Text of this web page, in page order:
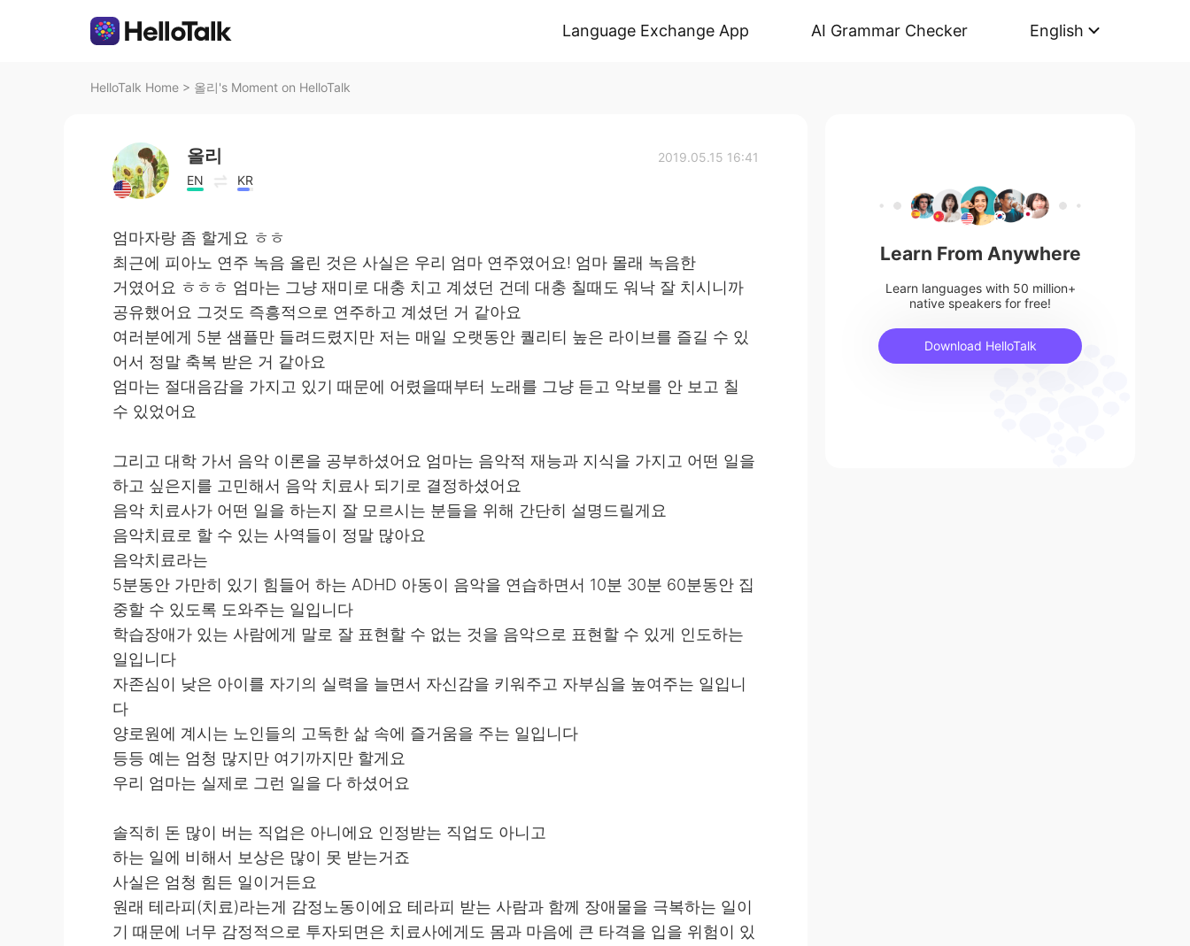
Language Exchange App AI Grammar Checker English
HelloTalk Home > 올리's Moment on HelloTalk
올리
EN KR
2019.05.15 16:41
엄마자랑 좀 할게요 ㅎㅎ
최근에 피아노 연주 녹음 올린 것은 사실은 우리 엄마 연주였어요! 엄마 몰래 녹음한
거였어요 ㅎㅎㅎ 엄마는 그냥 재미로 대충 치고 계셨던 건데 대충 칠때도 워낙 잘 치시니까
공유했어요 그것도 즉흥적으로 연주하고 계셨던 거 같아요
여러분에게 5분 샘플만 들려드렸지만 저는 매일 오랫동안 퀄리티 높은 라이브를 즐길 수 있
어서 정말 축복 받은 거 같아요
엄마는 절대음감을 가지고 있기 때문에 어렸을때부터 노래를 그냥 듣고 악보를 안 보고 칠
수 있었어요
그리고 대학 가서 음악 이론을 공부하셨어요 엄마는 음악적 재능과 지식을 가지고 어떤 일을
하고 싶은지를 고민해서 음악 치료사 되기로 결정하셨어요
음악 치료사가 어떤 일을 하는지 잘 모르시는 분들을 위해 간단히 설명드릴게요
음악치료로 할 수 있는 사역들이 정말 많아요
음악치료라는
5분동안 가만히 있기 힘들어 하는 ADHD 아동이 음악을 연습하면서 10분 30분 60분동안 집
중할 수 있도록 도와주는 일입니다
학습장애가 있는 사람에게 말로 잘 표현할 수 없는 것을 음악으로 표현할 수 있게 인도하는
일입니다
자존심이 낮은 아이를 자기의 실력을 늘면서 자신감을 키워주고 자부심을 높여주는 일입니
다
양로원에 계시는 노인들의 고독한 삶 속에 즐거움을 주는 일입니다
등등 예는 엄청 많지만 여기까지만 할게요
우리 엄마는 실제로 그런 일을 다 하셨어요
솔직히 돈 많이 버는 직업은 아니에요 인정받는 직업도 아니고
하는 일에 비해서 보상은 많이 못 받는거죠
사실은 엄청 힘든 일이거든요
원래 테라피(치료)라는게 감정노동이에요 테라피 받는 사람과 함께 장애물을 극복하는 일이
기 때문에 너무 감정적으로 투자되면은 치료사에게도 몸과 마음에 큰 타격을 입을 위험이 있
Learn From Anywhere
Learn languages with 50 million+
native speakers for free!
Download HelloTalk